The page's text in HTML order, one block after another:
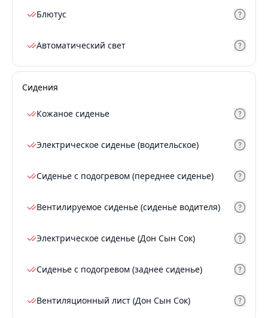
Блютус
Автоматический свет
Сидения
Кожаное сиденье
Электрическое сиденье (водительское)
Сиденье с подогревом (переднее сиденье)
Вентилируемое сиденье (сиденье водителя)
Электрическое сиденье (Дон Сын Сок)
Сиденье с подогревом (заднее сиденье)
Вентиляционный лист (Дон Сын Сок)